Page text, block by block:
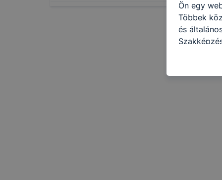
Ön egy
Többek
és
kat a
hogyan
részeit